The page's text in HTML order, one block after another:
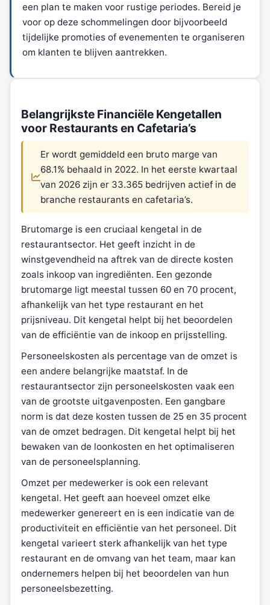
een plan te maken voor rustige periodes. Bereid je
voor op deze schommelingen door bijvoorbeeld
tijdelijke promoties of evenementen te organiseren
om klanten te blijven aantrekken.
Belangrijkste Financiële Kengetallen
voor Restaurants en Cafetaria’s
Er wordt gemiddeld een bruto marge van
68.1% behaald in 2022. In het eerste kwartaal
van 2026 zijn er 33.365 bedrijven actief in de
branche restaurants en cafetaria’s.
Brutomarge is een cruciaal kengetal in de
restaurantsector. Het geeft inzicht in de
winstgevendheid na aftrek van de directe kosten
zoals inkoop van ingrediënten. Een gezonde
brutomarge ligt meestal tussen 60 en 70 procent,
afhankelijk van het type restaurant en het
prijsniveau. Dit kengetal helpt bij het beoordelen
van de efficiëntie van de inkoop en prijsstelling.
Personeelskosten als percentage van de omzet is
een andere belangrijke maatstaf. In de
restaurantsector zijn personeelskosten vaak een
van de grootste uitgavenposten. Een gangbare
norm is dat deze kosten tussen de 25 en 35 procent
van de omzet bedragen. Dit kengetal helpt bij het
bewaken van de loonkosten en het optimaliseren
van de personeelsplanning.
Omzet per medewerker is ook een relevant
kengetal. Het geeft aan hoeveel omzet elke
medewerker genereert en is een indicatie van de
productiviteit en efficiëntie van het personeel. Dit
kengetal varieert sterk afhankelijk van het type
restaurant en de omvang van het team, maar kan
ondernemers helpen bij het beoordelen van hun
personeelsbezetting.